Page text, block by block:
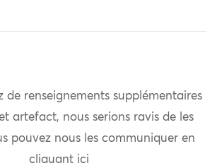
de renseignements supplémentaires
artefact, nous serions ravis de les
pouvez nous les communiquer en
cliquant ici